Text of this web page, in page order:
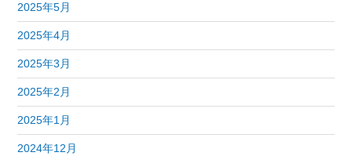
2025年5月
2025年4月
2025年3月
2025年2月
2025年1月
2024年12月